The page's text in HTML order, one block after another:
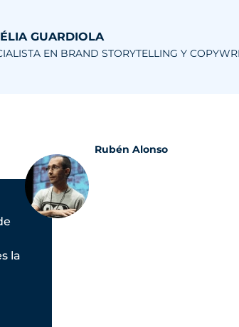
GUARDIOLA
EN BRAND STORYTELLING Y
la
Rubén Alonso